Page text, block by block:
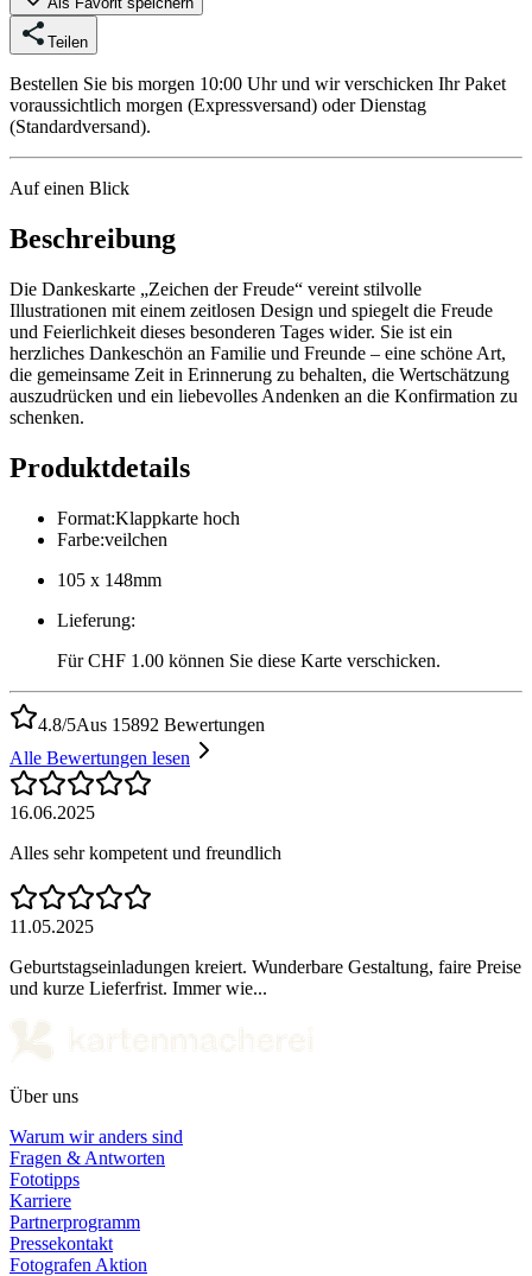
Teilen
Bestellen Sie bis morgen 10:00 Uhr und wir verschicken Ihr Paket
voraussichtlich morgen (Expressversand) oder Dienstag
(Standardversand).
Auf einen Blick
Beschreibung
Die Dankeskarte „Zeichen der Freude“ vereint stilvolle
Illustrationen mit einem zeitlosen Design und spiegelt die Freude
und Feierlichkeit dieses besonderen Tages wider. Sie ist ein
herzliches Dankeschön an Familie und Freunde – eine schöne Art,
die gemeinsame Zeit in Erinnerung zu behalten, die Wertschätzung
auszudrücken und ein liebevolles Andenken an die Konfirmation zu
schenken.
Produktdetails
Format:Klappkarte hoch
Farbe:veilchen
105 x 148mm
Lieferung:
Für CHF 1.00 können Sie diese Karte verschicken.
4.8/5Aus 15892 Bewertungen
Alle Bewertungen lesen
16.06.2025
Alles sehr kompetent und freundlich
11.05.2025
Geburtstagseinladungen kreiert. Wunderbare Gestaltung, faire Preise
und kurze Lieferfrist. Immer wie...
Über uns
Warum wir anders sind
Fragen & Antworten
Fototipps
Karriere
Partnerprogramm
Pressekontakt
Fotografen Aktion